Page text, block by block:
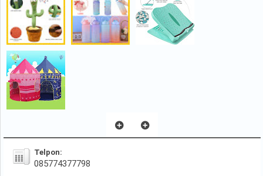
Telpon:
085774377798